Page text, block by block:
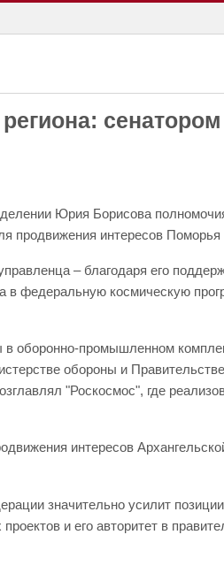
Юрия Борисова
продвижения интересов
– благодаря его
космическую
промышленном
обороны и
"Роскосмос", где
интересов
значительно усилит
и его авторитет в